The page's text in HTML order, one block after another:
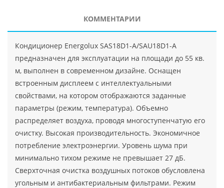
КОММЕНТАРИИ
Кондиционер Energolux SAS18D1-A/SAU18D1-A
предназначен для эксплуатации на площади до 55 кв.
м, выполнен в современном дизайне. Оснащен
встроенным дисплеем с интеллектуальными
свойствами, на котором отображаются заданные
параметры (режим, температура). Объемно
распределяет воздуха, проводя многоступенчатую его
очистку. Высокая производительность. Экономичное
потребление электроэнергии. Уровень шума при
минимально тихом режиме не превышает 27 дБ.
Сверхточная очистка воздушных потоков обусловлена
угольным и антибактериальным фильтрами. Режим